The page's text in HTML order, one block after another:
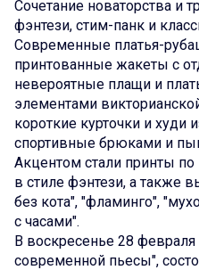
Сочетание новаторства и
фэнтези, стим-панк и
Современные платья-
принтованные жакеты с
невероятные плащи и
элементами
короткие курточки и худи
спортивные брюками и
Акцентом стали принты
в стиле фэнтези, а
без кота", "фламинго",
с часами".
В воскресенье 28
современной пьесы",